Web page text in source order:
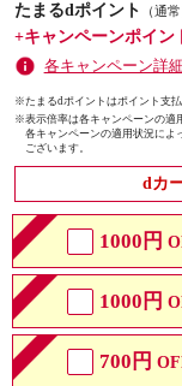
たまるdポイント
（通常
+キャンペーンポイン
各キャンペーン詳
※たまるdポイントはポイント支
※表示倍率は各キャンペーンの適
各キャンペーンの適用状況によ
ございます。
dカ
1000円
1000円
700円